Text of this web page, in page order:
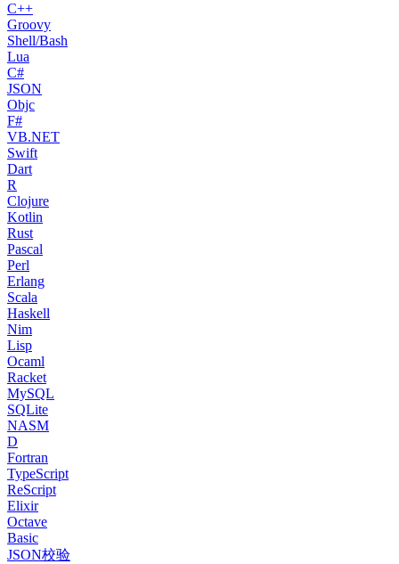
C++
Groovy
Shell/Bash
Lua
C#
JSON
Objc
F#
VB.NET
Swift
Dart
R
Clojure
Kotlin
Rust
Pascal
Perl
Erlang
Scala
Haskell
Nim
Lisp
Ocaml
Racket
MySQL
SQLite
NASM
D
Fortran
TypeScript
ReScript
Elixir
Octave
Basic
JSON校验